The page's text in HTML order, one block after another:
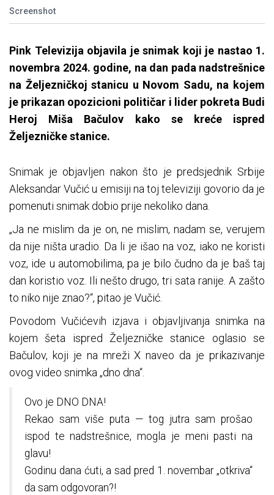
Screenshot
Pink Televizija objavila je snimak koji je nastao 1.
novembra 2024. godine, na dan pada nadstrešnice
na Željezničkoj stanicu u Novom Sadu, na kojem
je prikazan opozicioni političar i lider pokreta Budi
Heroj Miša Bačulov kako se kreće ispred
Željezničke stanice.
Snimak je objavljen nakon što je predsjednik Srbije
Aleksandar Vučić u emisiji na toj televiziji govorio da je
pomenuti snimak dobio prije nekoliko dana.
„Ja ne mislim da je on, ne mislim, nadam se, verujem
da nije ništa uradio. Da li je išao na voz, iako ne koristi
voz, ide u automobilima, pa je bilo čudno da je baš taj
dan koristio voz. Ili nešto drugo, tri sata ranije. A zašto
to niko nije znao?“, pitao je Vučić.
Povodom Vučićevih izjava i objavljivanja snimka na
kojem šeta ispred Željezničke stanice oglasio se
Bačulov, koji je na mreži X naveo da je prikazivanje
ovog video snimka „dno dna“.
Ovo je DNO DNA!
Rekao sam više puta — tog jutra sam prošao
ispod te nadstrešnice, mogla je meni pasti na
glavu!
Godinu dana ćuti, a sad pred 1. novembar „otkriva“
da sam odgovoran?!